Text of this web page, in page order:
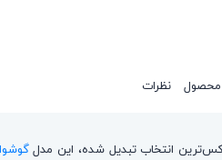
نظرات
انتخاب تبدیل شده، این مدل